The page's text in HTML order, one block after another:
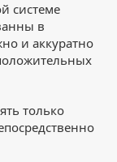
системе
в
и аккуратно
только